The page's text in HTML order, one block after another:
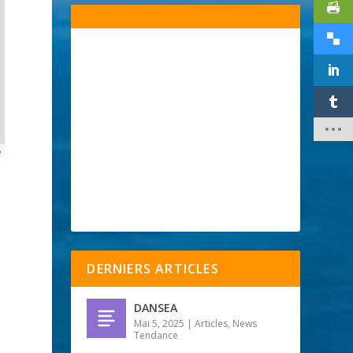
DERNIERS ARTICLES
DANSEA
Mai 5, 2025 |Articles, News
Tendance